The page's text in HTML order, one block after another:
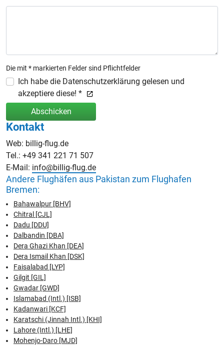
Die mit * markierten Felder sind Pflichtfelder
Ich habe die Datenschutzerklärung gelesen und
akzeptiere diese! *
Abschicken
Kontakt
Web: billig-flug.de
Tel.: +49 341 221 71 507
E-Mail: info@billig-flug.de
Andere Flughäfen aus Pakistan zum Flughafen
Bremen:
Bahawalpur [BHV]
Chitral [CJL]
Dadu [DDU]
Dalbandin [DBA]
Dera Ghazi Khan [DEA]
Dera Ismail Khan [DSK]
Faisalabad [LYP]
Gilgit [GIL]
Gwadar [GWD]
Islamabad (Intl.) [ISB]
Kadanwari [KCF]
Karatschi (Jinnah Intl.) [KHI]
Lahore (Intl.) [LHE]
Mohenjo-Daro [MJD]